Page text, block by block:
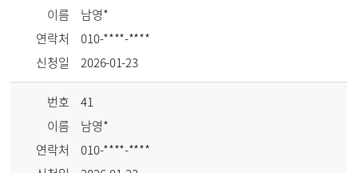
이름
남영*
연락처
010-****-****
신청일
2026-01-23
번호
41
이름
남영*
연락처
010-****-****